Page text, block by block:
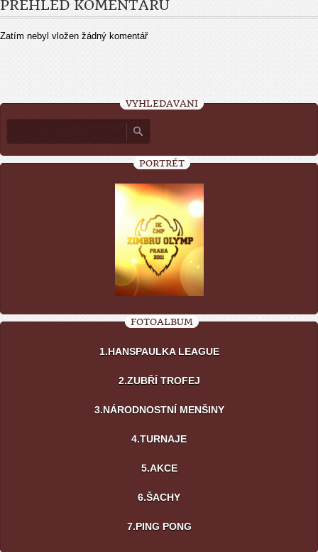
PŘEHLED KOMENTÁŘŮ
Zatím nebyl vložen žádný komentář
VYHLEDÁVÁNÍ
PORTRÉT
FOTOALBUM
1.HANSPAULKA LEAGUE
2.ZUBŘÍ TROFEJ
3.NÁRODNOSTNÍ MENŠINY
4.TURNAJE
5.AKCE
6.ŠACHY
7.PING PONG